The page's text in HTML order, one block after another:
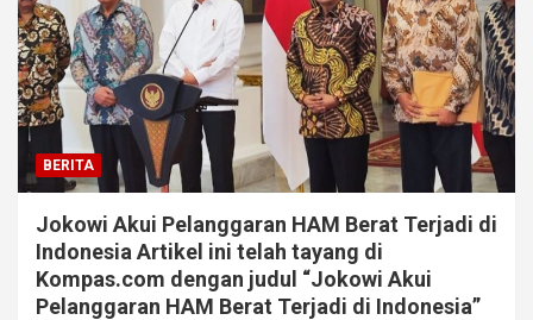
BERITA
Jokowi Akui Pelanggaran HAM Berat Terjadi di
Indonesia Artikel ini telah tayang di
Kompas.com dengan judul “Jokowi Akui
Pelanggaran HAM Berat Terjadi di Indonesia”